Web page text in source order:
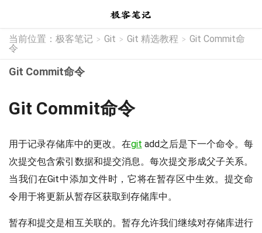
当前位置： 极客笔记 > Git > Git 精选教程 > Git Commit命
令
Git Commit命令
Git Commit命令
用于记录存储库中的更改。在git add之后是下一个命令。每
次提交包含索引数据和提交消息。每次提交形成父子关系。
当我们在Git中添加文件时，它将在暂存区中生效。提交命
令用于将更新从暂存区获取到存储库中。
暂存和提交是相互关联的。暂存允许我们继续对存储库进行